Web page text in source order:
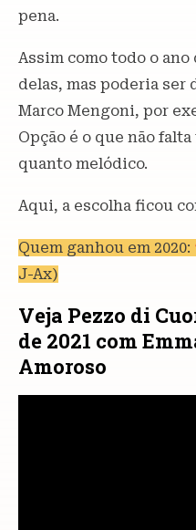
pena.
Assim como todo o ano
delas, mas poderia ser
Marco Mengoni, por
Opção é o que não
quanto melódico.
Aqui, a escolha ficou
Quem ganhou em 2020:
J-Ax)
Veja Pezzo di
de 2021 com
Amoroso